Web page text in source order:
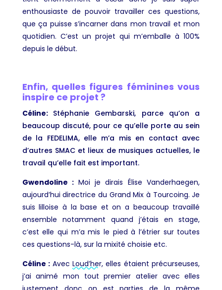
enthousiaste de pouvoir travailler ces questions,
que ça puisse s’incarner dans mon travail et mon
quotidien. C’est un projet qui m’emballe à 100%
depuis le début.
Enfin, quelles figures féminines vous
inspire ce projet ?
Céline: Stéphanie Gembarski, parce qu’on a
beaucoup discuté, pour ce qu’elle porte au sein
de la FEDELIMA, elle m’a mis en contact avec
d’autres SMAC et lieux de musiques actuelles, le
travail qu’elle fait est important.
Gwendoline : Moi je dirais Élise Vanderhaegen,
aujourd’hui directrice du Grand Mix à Tourcoing. Je
suis lilloise à la base et on a beaucoup travaillé
ensemble notamment quand j’étais en stage,
c’est elle qui m’a mis le pied à l’étrier sur toutes
ces questions-là, sur la mixité choisie etc.
Céline : Avec Loud’her, elles étaient précurseuses,
j’ai animé mon tout premier atelier avec elles